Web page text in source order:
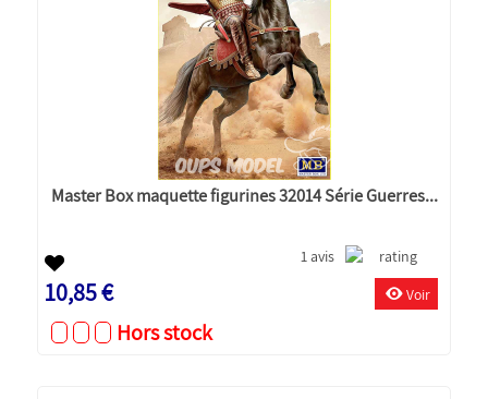
Master Box maquette figurines 32014 Série Guerres...
1 avis
10,85 € Voir
Hors stock